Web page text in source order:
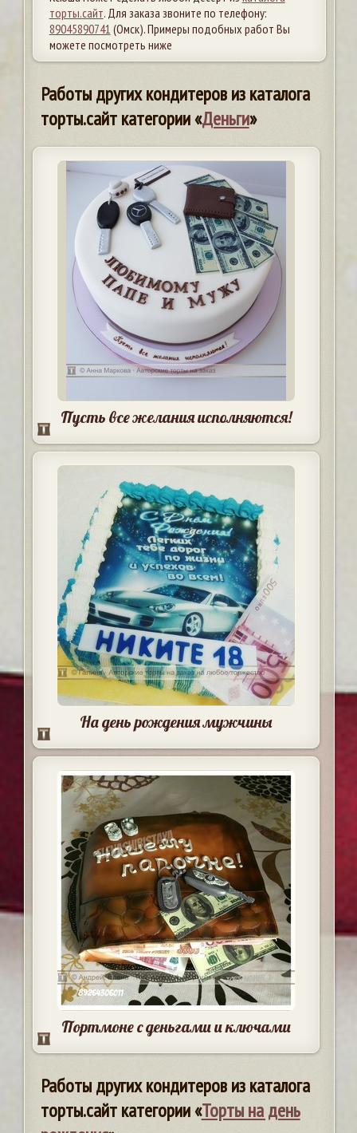
торты.сайт. Для заказа звоните по телефону:
89045890741 (Омск). Примеры подобных работ Вы
можете посмотреть ниже
Работы других кондитеров из каталога
торты.сайт категории «Деньги»
Пусть все желания исполняются!
На день рождения мужчины
Портмоне с деньгами и ключами
Работы других кондитеров из каталога
торты.сайт категории «Торты на день